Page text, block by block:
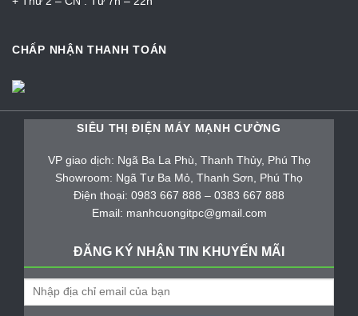
CHẤP NHẬN THANH TOÁN
SIÊU THỊ ĐIỆN MÁY MẠNH CƯỜNG
VP giao dịch: Ngã Ba La Phù, Thanh Thủy, Phú Thọ
Showroom: Ngã Tư Ba Mỏ, Thanh Sơn, Phú Thọ
Điện thoại: 0983 667 888 – 0383 667 888
Email: manhcuongitpc@gmail.com
ĐĂNG KÝ NHẬN TIN KHUYẾN MÃI